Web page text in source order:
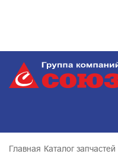
Главная Каталог запчастей